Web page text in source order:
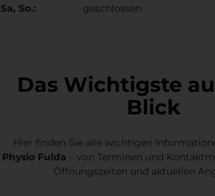
Sa, So.:
geschlossen
Das Wichtigste
Blick
Hier finden Sie alle wichtigen
Physio Fulda – von Terminen und
Öffnungszeiten und aktuellen